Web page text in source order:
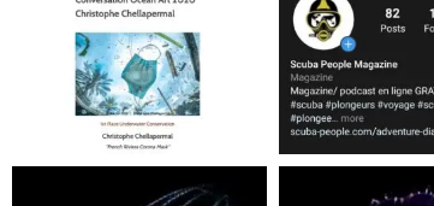
Jan 17 Nov 5
scuba_people_magazine